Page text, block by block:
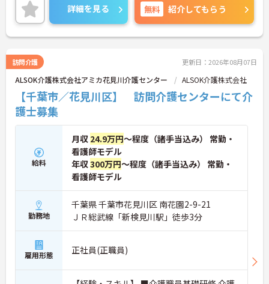
詳細を見る 無料 紹介してもらう
訪問介護 更新日：2026年08月07日
ALSOK介護株式会社アミカ花見川介護センター ALSOK介護株式会社
【千葉市／花見川区】 訪問介護センターにて介
護士募集
給料
月収 24.9万円～程度（諸手当込み） 常勤・
看護師モデル
年収300万円～程度（諸手当込み） 常勤・
看護師モデル
勤務地
千葉県 千葉市花見川区 南花園2-9-21
ＪＲ総武線「新検見川駅」徒歩3分
雇用形態 正社員(正職員)